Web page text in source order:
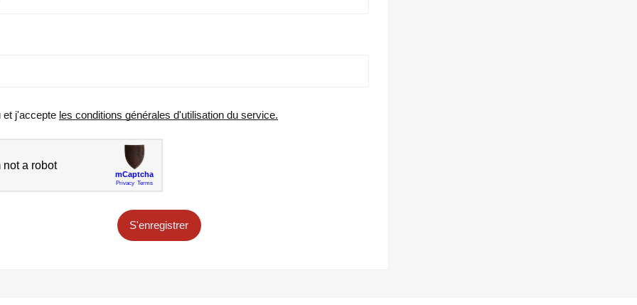
et j'accepte les conditions générales d'utilisation du service.
S'enregistrer